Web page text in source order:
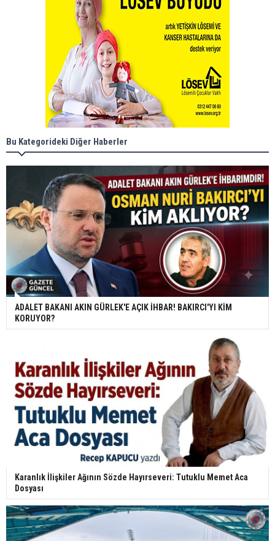
Bu Kategorideki Diğer Haberler
ADALET BAKANI AKIN GÜRLEK'E AÇIK İHBAR! BAKIRCI'YI KİM
KORUYOR?
Karanlık İlişkiler Ağının Sözde Hayırseveri: Tutuklu Memet Aca
Dosyası